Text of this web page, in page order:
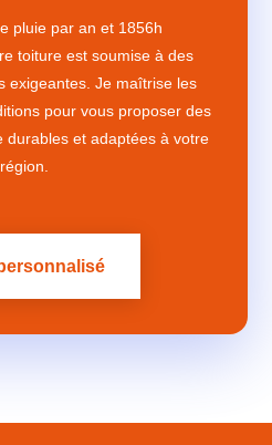
pluie par an et 1856h
toiture est soumise à des
exigeantes. Je maîtrise les
pour vous proposer des
durables et adaptées à votre
région.